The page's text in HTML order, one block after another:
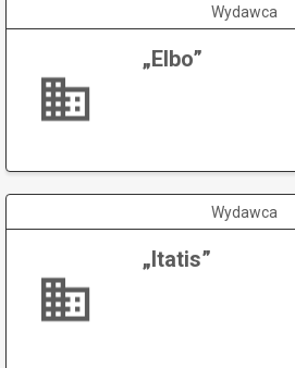
Wydawca
„Elbo”
Wydawca
„Itatis”